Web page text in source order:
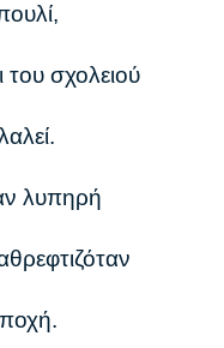
σχολειού
λυπηρή